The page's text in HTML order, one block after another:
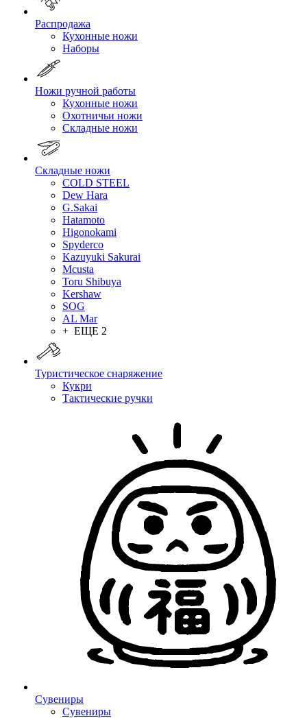
Распродажа
Кухонные ножи
Наборы
Ножи ручной работы
Кухонные ножи
Охотничьи ножи
Складные ножи
Складные ножи
COLD STEEL
Dew Hara
G.Sakai
Hatamoto
Higonokami
Spyderco
Kazuyuki Sakurai
Mcusta
Toru Shibuya
Kershaw
SOG
AL Mar
+ ЕЩЕ 2
Туристическое снаряжение
Кукри
Тактические ручки
Сувениры
Сувениры